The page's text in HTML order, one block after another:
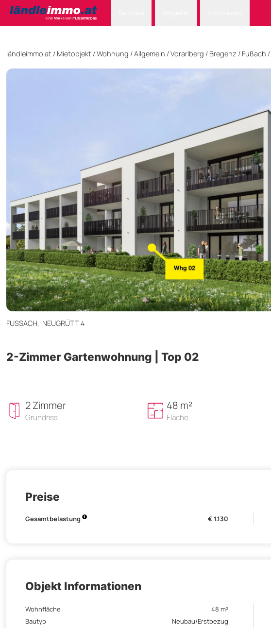
ländleimmo.at / Mietobjekt / Wohnung /Allgemein /Vorarlberg / Bregenz / Fußach /
FUSSACH, NEUGRÜTT 4
2-Zimmer Gartenwohnung | Top 02
2 Zimmer
Grundriss
48 m²
Fläche
Preise
Gesamtbelastung € 1.130
Objekt Informationen
Wohnfläche 48 m²
Bautyp
Neubau/Erstbezug